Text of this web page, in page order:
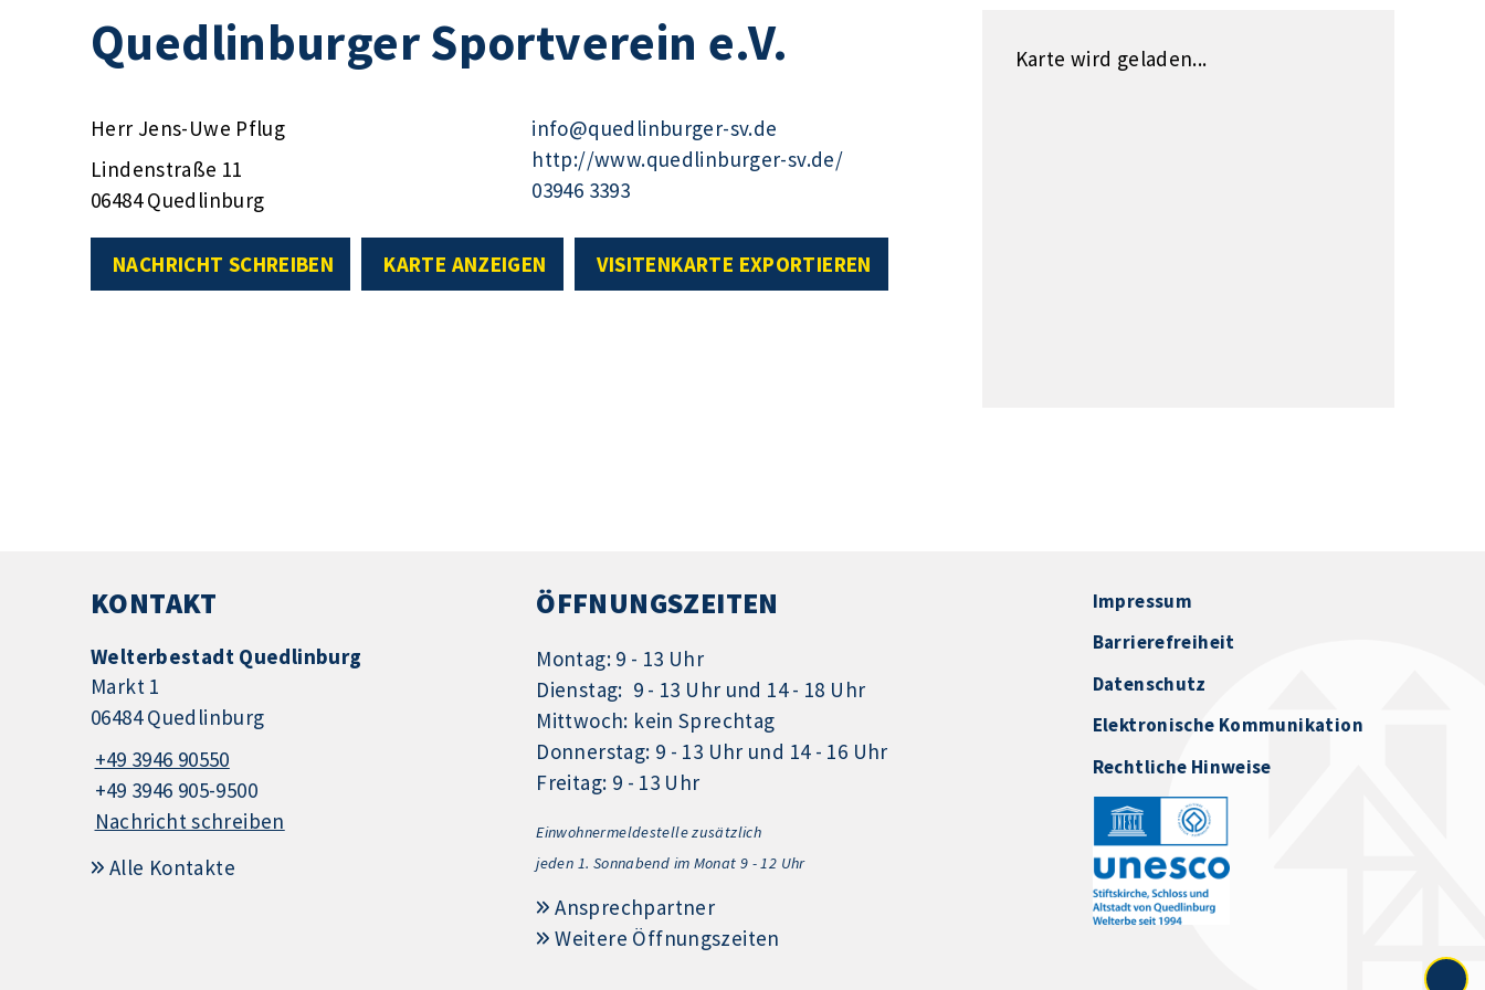
Quedlinburger Sportverein e.V.
Herr Jens-Uwe Pflug
Lindenstraße 11
06484 Quedlinburg
info@quedlinburger-sv.de
http://www.quedlinburger-sv.de/
03946 3393
NACHRICHT SCHREIBEN KARTE ANZEIGEN VISITENKARTE EXPORTIEREN
Karte wird geladen...
KONTAKT
Welterbestadt Quedlinburg
Markt 1
06484 Quedlinburg
+49 3946 90550
+49 3946 905-9500
Nachricht schreiben
Alle Kontakte
ÖFFNUNGSZEITEN
Montag: 9 - 13 Uhr
Dienstag: 9 - 13 Uhr und 14 - 18 Uhr
Mittwoch: kein Sprechtag
Donnerstag: 9 - 13 Uhr und 14 - 16 Uhr
Freitag: 9 - 13 Uhr
Einwohnermeldestelle zusätzlich
jeden 1. Sonnabend im Monat 9 - 12 Uhr
Ansprechpartner
Weitere Öffnungszeiten
Impressum
Barrierefreiheit
Datenschutz
Elektronische Kommunikation
Rechtliche Hinweise